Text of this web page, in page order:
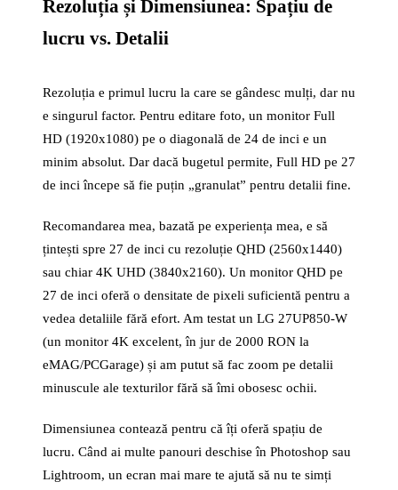
Rezoluția și Dimensiunea: Spațiu de
lucru vs. Detalii
Rezoluția e primul lucru la care se gândesc mulți, dar nu
e singurul factor. Pentru editare foto, un monitor Full
HD (1920x1080) pe o diagonală de 24 de inci e un
minim absolut. Dar dacă bugetul permite, Full HD pe 27
de inci începe să fie puțin „granulat” pentru detalii fine.
Recomandarea mea, bazată pe experiența mea, e să
țintești spre 27 de inci cu rezoluție QHD (2560x1440)
sau chiar 4K UHD (3840x2160). Un monitor QHD pe
27 de inci oferă o densitate de pixeli suficientă pentru a
vedea detaliile fără efort. Am testat un LG 27UP850-W
(un monitor 4K excelent, în jur de 2000 RON la
eMAG/PCGarage) și am putut să fac zoom pe detalii
minuscule ale texturilor fără să îmi obosesc ochii.
Dimensiunea contează pentru că îți oferă spațiu de
lucru. Când ai multe panouri deschise în Photoshop sau
Lightroom, un ecran mai mare te ajută să nu te simți